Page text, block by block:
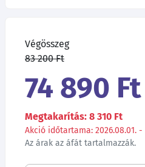
Végösszeg
83 200 Ft
74 890 Ft
Megtakarítás: 8 310 Ft
Akció időtartama: 2026.08.01. -
Az árak az áfát tartalmazzák.